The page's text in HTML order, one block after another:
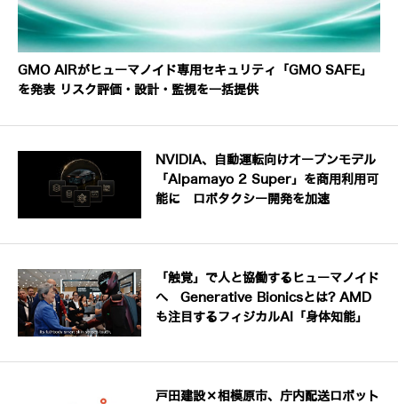
GMO AIRがヒューマノイド専用セキュリティ「GMO SAFE」
を発表 リスク評価・設計・監視を一括提供
NVIDIA、自動運転向けオープンモデル
「Alpamayo 2 Super」を商用利用可
能に ロボタクシー開発を加速
「触覚」で人と協働するヒューマノイド
へ Generative Bionicsとは? AMD
も注目するフィジカルAI「身体知能」
戸田建設×相模原市、庁内配送ロボット